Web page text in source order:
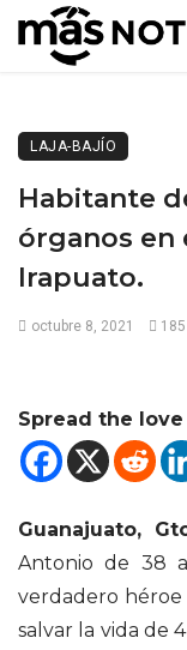
LAJA-BAJÍO
Habitante
órganos en
Irapuato.
octubre 8, 2021
Spread the love
Guanajuato,
Antonio de 38
verdadero héroe
salvar la vida de